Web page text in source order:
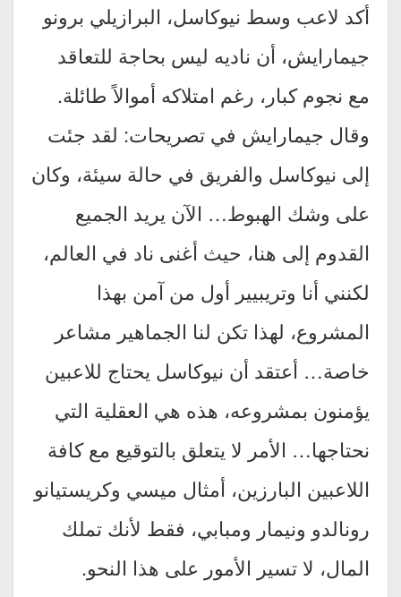
أكد لاعب وسط نيوكاسل، البرازيلي برونو
جيمارايش، أن ناديه ليس بحاجة للتعاقد
مع نجوم كبار، رغم امتلاكه أموالاً طائلة.
وقال جيمارايش في تصريحات: لقد جئت
إلى نيوكاسل والفريق في حالة سيئة، وكان
على وشك الهبوط… الآن يريد الجميع
القدوم إلى هنا، حيث أغنى ناد في العالم،
لكنني أنا وتريبيير أول من آمن بهذا
المشروع، لهذا تكن لنا الجماهير مشاعر
خاصة… أعتقد أن نيوكاسل يحتاج للاعبين
يؤمنون بمشروعه، هذه هي العقلية التي
نحتاجها… الأمر لا يتعلق بالتوقيع مع كافة
اللاعبين البارزين، أمثال ميسي وكريستيانو
رونالدو ونيمار ومبابي، فقط لأنك تملك
المال، لا تسير الأمور على هذا النحو.